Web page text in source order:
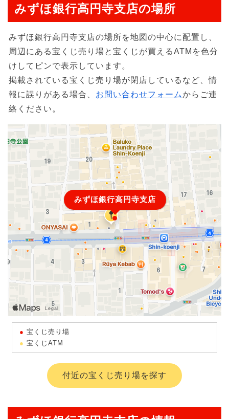
みずほ銀行高円寺支店の場所
みずほ銀行高円寺支店の場所を地図の中心に配置し、
周辺にある宝くじ売り場と宝くじが買えるATMを色分
けしてピンで表示しています。
掲載されている宝くじ売り場が閉店しているなど、情
報に誤りがある場合、 お問い合わせフォームからご連
絡ください。
みずほ銀行高円寺支店
宝くじ売り場
宝くじATM
付近の宝くじ売り場を探す